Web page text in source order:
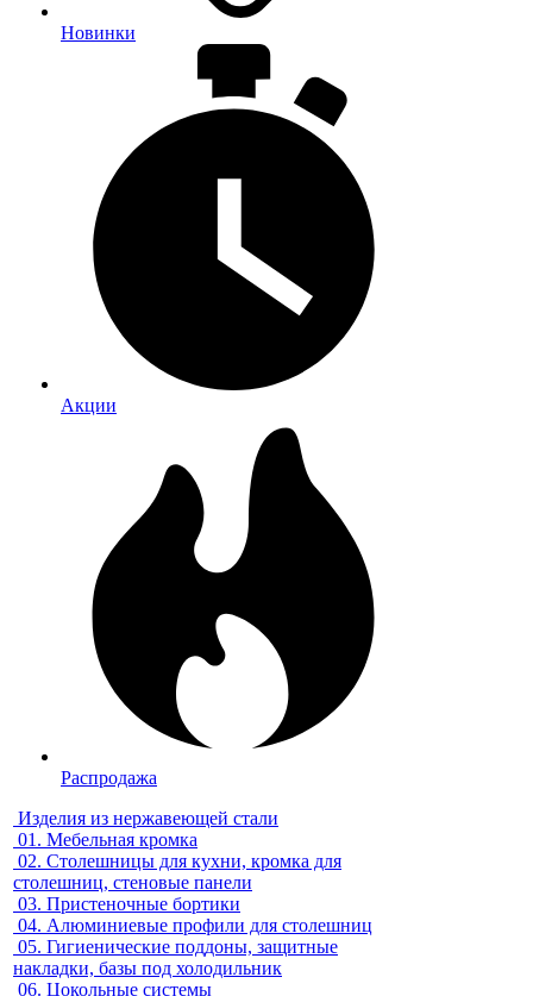
Новинки
Акции
Распродажа
Изделия из нержавеющей стали
01. Мебельная кромка
02. Столешницы для кухни, кромка для
столешниц, стеновые панели
03. Пристеночные бортики
04. Алюминиевые профили для столешниц
05. Гигиенические поддоны, защитные
накладки, базы под холодильник
06. Цокольные системы